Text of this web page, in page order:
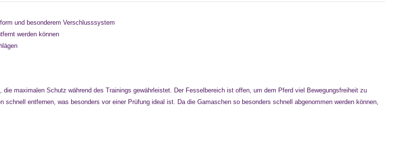
und besonderem Verschlusssystem
werden können
maximalen Schutz während des Trainings gewährleistet. Der Fesselbereich ist offen, um dem Pferd viel Bewegungsfreiheit zu
entfernen, was besonders vor einer Prüfung ideal ist. Da die Gamaschen so besonders schnell abgenommen werden können,